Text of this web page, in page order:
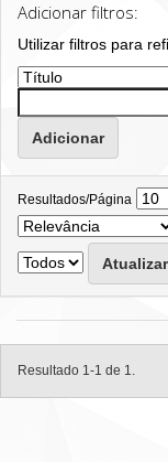
Adicionar filtros:
Utilizar filtros para
Resultados/Página
Resultado 1-1 de 1.